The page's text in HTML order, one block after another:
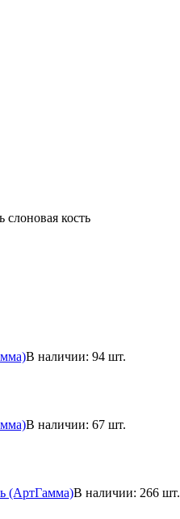
кость
В наличии: 94 шт.
В наличии: 67 шт.
(АртГамма)В наличии: 266 шт.